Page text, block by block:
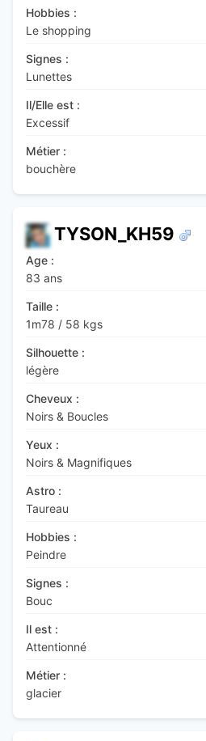
Hobbies :
Le shopping
Signes :
Lunettes
Il/Elle est :
Excessif
Métier :
bouchère
TYSON_KH59
Age :
83 ans
Taille :
1m78 / 58 kgs
Silhouette :
légère
Cheveux :
Noirs & Boucles
Yeux :
Noirs & Magnifiques
Astro :
Taureau
Hobbies :
Peindre
Signes :
Bouc
Il est :
Attentionné
Métier :
glacier